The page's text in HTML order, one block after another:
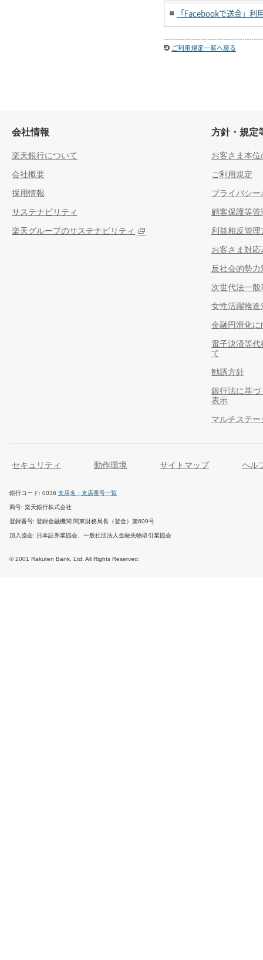
「Facebookで送金」利
ご利用規定一覧へ戻る
会社情報
楽天銀行について
会社概要
採用情報
サステナビリティ
楽天グループのサステナビリティ
方針・規定
お客さま本
ご利用規定
プライバシー
顧客保護等管
利益相反管理
お客さま対応
反社会的勢
次世代法一
女性活躍推
金融円滑化
電子決済等
て
勧誘方針
銀行法に基
表示
マルチステ
セキュリティ 動作環境 サイトマップ ヘル
銀行コード 0036 支店名・支店番号一覧
商号 楽天銀行株式会社
登録番号 登録金融機関 関東財務局長（登金）第609号
加入協会 日本証券業協会、一般社団法人金融先物取引業協会
© 2001 Rakuten Bank, Ltd. All Rights Reserved.